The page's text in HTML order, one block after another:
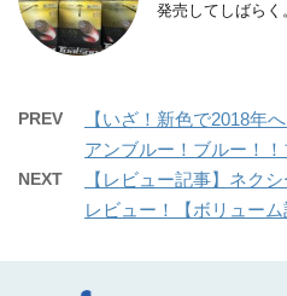
発売してしばら
PREV
【いざ！新色で2018年
アンブルー！ブルー！！
NEXT
【レビュー記事】ネク
レビュー！【ボリューム